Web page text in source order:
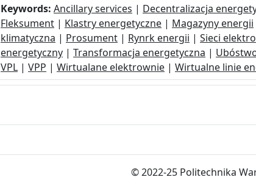
Keywords: Ancillary services | Decentralizacja
Fleksument | Klastry energetyczne | Magazyny energii
klimatyczna | Prosument | Rynrk energii | Sieci
energetyczny | Transformacja energetyczna |
VPL | VPP | Wirtualane elektrownie | Wirtualne linie
© 2022-25 Politechnika